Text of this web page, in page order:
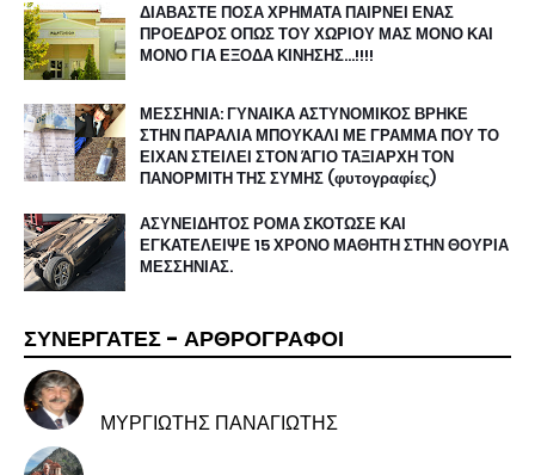
ΔΙΑΒΑΣΤΕ ΠΟΣΑ ΧΡΗΜΑΤΑ ΠΑΙΡΝΕΙ ΕΝΑΣ
ΠΡΟΕΔΡΟΣ ΟΠΩΣ ΤΟΥ ΧΩΡΙΟΥ ΜΑΣ ΜΟΝΟ ΚΑΙ
ΜΟΝΟ ΓΙΑ ΕΞΟΔΑ ΚΙΝΗΣΗΣ…!!!!
ΜΕΣΣΗΝΙΑ: ΓΥΝΑΙΚΑ ΑΣΤΥΝΟΜΙΚΟΣ ΒΡΗΚΕ
ΣΤΗΝ ΠΑΡΑΛΙΑ ΜΠΟΥΚΑΛΙ ΜΕ ΓΡΑΜΜΑ ΠΟΥ ΤΟ
ΕΙΧΑΝ ΣΤΕΙΛΕΙ ΣΤΟΝ ΆΓΙΟ ΤΑΞΙΑΡΧΗ ΤΟΝ
ΠΑΝΟΡΜΙΤΗ ΤΗΣ ΣΥΜΗΣ (φυτογραφίες)
ΑΣΥΝΕΙΔΗΤΟΣ ΡΟΜΑ ΣΚΟΤΩΣΕ ΚΑΙ
ΕΓΚΑΤΕΛΕΙΨΕ 15 ΧΡΟΝΟ ΜΑΘΗΤΗ ΣΤΗΝ ΘΟΥΡΙΑ
ΜΕΣΣΗΝΙΑΣ.
ΣΥΝΕΡΓΑΤΕΣ - ΑΡΘΡΟΓΡΑΦΟΙ
ΜΥΡΓΙΩΤΗΣ ΠΑΝΑΓΙΩΤΗΣ